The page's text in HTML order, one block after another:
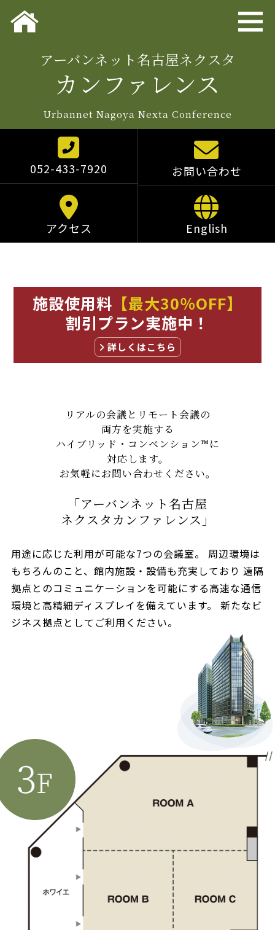
アーバンネット名古屋ネクスタ
カンファレンス
Urbannet Nagoya Nexta Conference
052-433-7920 お問い合わせ
アクセス English
施設使用料 【最大30％OFF】
割引プラン実施中！
詳しくはこちら
リアルの会議とリモート会議の
両方を実施する
ハイブリッド・コンベンション™に
対応します。
お気軽にお問い合わせください。
「アーバンネット名古屋
ネクスタ カンファレンス」
用途に応じた利用が可能な7つの会議室。
周辺環境は
もちろんのこと、館内施設・設備も充実しており 遠隔
拠点とのコミュニケーションを可能にする高速な通信
環境と高精細ディスプレイを備えています。
新たなビ
ジネス拠点としてご利用ください。